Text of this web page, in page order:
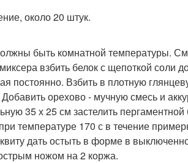
около 20 штук.
быть комнатной температуры.
взбить белок с щепоткой соли
постоянно. Взбить в плотную
орехово - мучную смесь и
35 х 25 см застелить
температуре 170 с в течение
дать остыть в форме в
ножом на 2 коржа.